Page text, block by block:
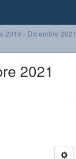
2019 - Diciembre 2021
2021